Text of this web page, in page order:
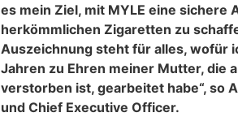
es mein Ziel, mit MYLE eine sichere
herkömmlichen Zigaretten zu
Auszeichnung steht für alles, wofür
Jahren zu Ehren meiner Mutter, die
verstorben ist, gearbeitet habe“, so
und Chief Executive Officer.